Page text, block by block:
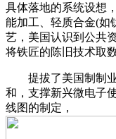
具体落地的系统设想
能加工、轻质合金(如
艺，美国认识到公共
将铁匠的陈旧技术取
提拔了美国制制业
和，支撑新兴微电子
线图的制定，